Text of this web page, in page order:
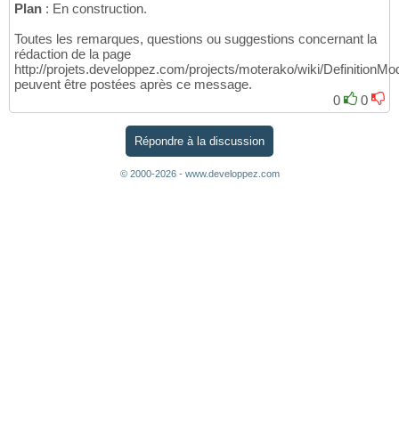
Plan : En construction.
Toutes les remarques, questions ou suggestions concernant la
rédaction de la page
http://projets.developpez.com/projects/moterako/wiki/
peuvent être postées après ce message.
0
0
Répondre à la discussion
© 2000-2026 - www.developpez.com